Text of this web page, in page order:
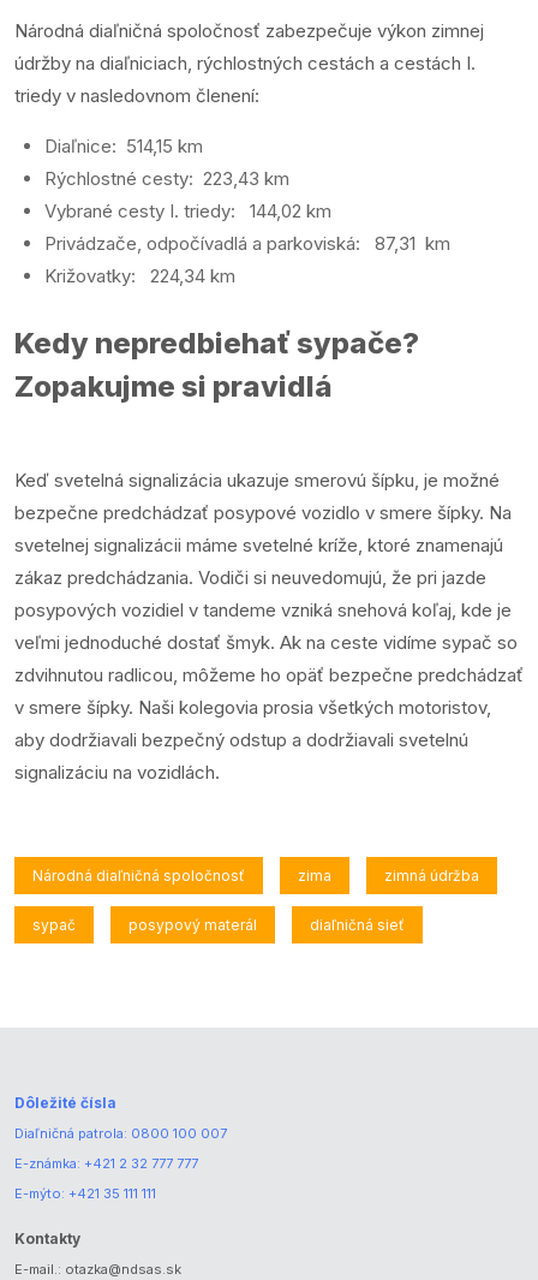
Národná diaľničná spoločnosť zabezpečuje výkon zimnej
údržby na diaľniciach, rýchlostných cestách a cestách I.
triedy v nasledovnom členení:
Diaľnice: 514,15 km
Rýchlostné cesty: 223,43 km
Vybrané cesty I. triedy: 144,02 km
Privádzače, odpočívadlá a parkoviská: 87,31 km
Križovatky: 224,34 km
Kedy nepredbiehať sypače?
Zopakujme si pravidlá
Keď svetelná signalizácia ukazuje smerovú šípku, je možné
bezpečne predchádzať posypové vozidlo v smere šípky. Na
svetelnej signalizácii máme svetelné kríže, ktoré znamenajú
zákaz predchádzania. Vodiči si neuvedomujú, že pri jazde
posypových vozidiel v tandeme vzniká snehová koľaj, kde je
veľmi jednoduché dostať šmyk. Ak na ceste vidíme sypač so
zdvihnutou radlicou, môžeme ho opäť bezpečne predchádzať
v smere šípky. Naši kolegovia prosia všetkých motoristov,
aby dodržiavali bezpečný odstup a dodržiavali svetelnú
signalizáciu na vozidlách.
Národná diaľničná spoločnosť zima zimná údržba
sypač posypový materál diaľničná sieť
Dôležité čísla
Diaľničná patrola: 0800 100 007
E-známka: +421 2 32 777 777
E-mýto: +421 35 111 111
Kontakty
E-mail.: otazka@ndsas.sk